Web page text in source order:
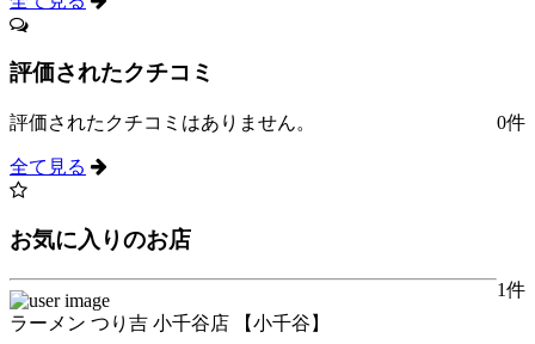
評価されたクチコミ
0件
評価されたクチコミはありません。
全て見る
お気に入りのお店
1件
ラーメン つり吉 小千谷店 【小千谷】